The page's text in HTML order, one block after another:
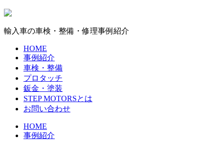
輸入車の車検・整備・修理事例紹介
HOME
事例紹介
車検・整備
プロタッチ
鈑金・塗装
STEP MOTORSとは
お問い合わせ
HOME
事例紹介